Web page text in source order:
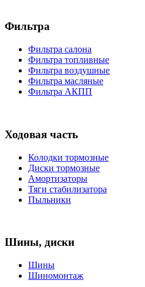
Фильтра
Фильтра салона
Фильтра топливные
Фильтра воздушные
Фильтра масляные
Фильтра АКПП
Ходовая часть
Колодки тормозные
Диски тормозные
Амортизаторы
Тяги стабилизатора
Пыльники
Шины, диски
Шины
Шиномонтаж